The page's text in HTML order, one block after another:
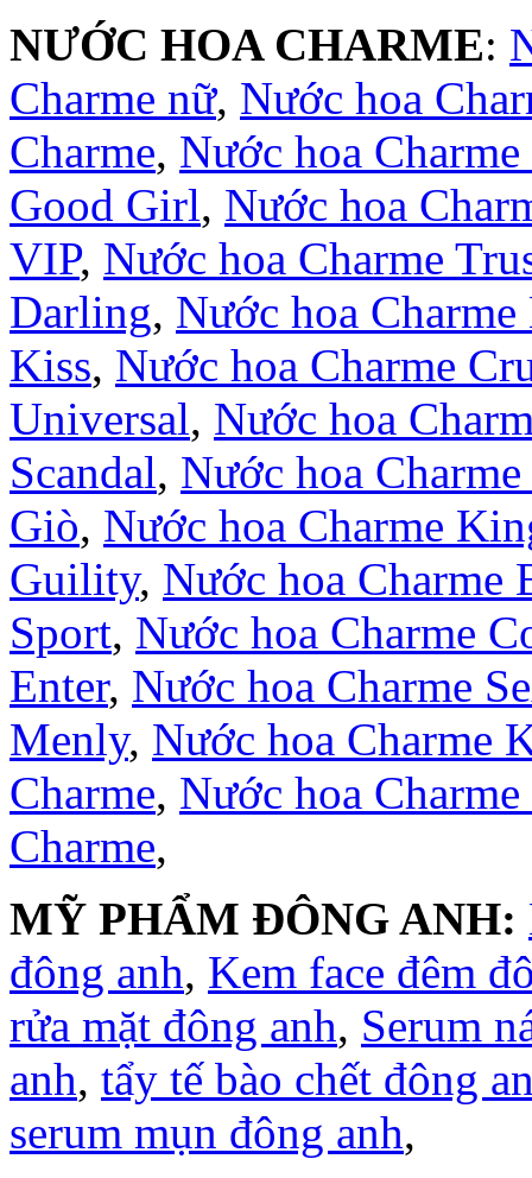
NƯỚC HOA CHARME:
Charme nữ, Nước hoa
Charme, Nước hoa Charme
Good Girl, Nước hoa
VIP, Nước hoa Charme
Darling, Nước hoa
Kiss, Nước hoa Charme
Universal, Nước hoa
Scandal, Nước hoa
Giò, Nước hoa Charme
Guility, Nước hoa Charme
Sport, Nước hoa Charme
Enter, Nước hoa Charme
Menly, Nước hoa Charme
Charme, Nước hoa
Charme,
MỸ PHẨM ĐÔNG ANH:
đông anh, Kem face đêm
rửa mặt đông anh, Serum
anh, tẩy tế bào chết đông
serum mụn đông anh,